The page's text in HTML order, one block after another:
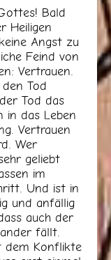
Bald
Heiligen
Angst zu
Feind von
Vertrauen.
Tod
Tod das
in das Leben
Vertrauen
Wer
geliebt
im
Und ist in
und anfällig
auch der
fällt.
dem Konflikte